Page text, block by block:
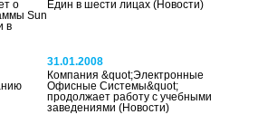
о
Sun
в
Един в шести лицах(Новости)
31.01.2008
Компания &quot;Электронные
Офисные Системы&quot;
продолжает работу с учебными
заведениями(Новости)